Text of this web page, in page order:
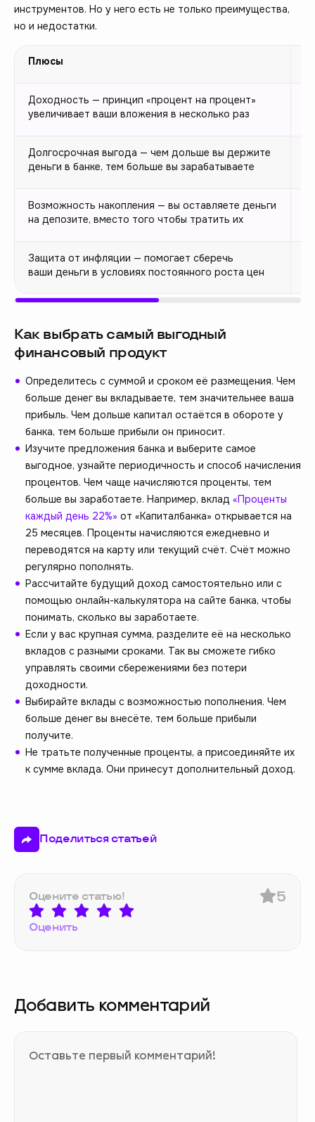
инструментов. Но у него есть не только преимущества,
но и недостатки.
Плюсы
Доходность — принцип «процент на процент»
увеличивает ваши вложения в несколько раз
Долгосрочная выгода — чем дольше вы держите
деньги в банке, тем больше вы зарабатываете
Возможность накопления — вы оставляете деньги
на депозите, вместо того чтобы тратить их
Защита от инфляции — помогает сберечь
ваши деньги в условиях постоянного роста цен
Как выбрать самый выгодный
финансовый продукт
Определитесь с суммой и сроком её размещения. Чем
больше денег вы вкладываете, тем значительнее ваша
прибыль. Чем дольше капитал остаётся в обороте у
банка, тем больше прибыли он приносит.
Изучите предложения банка и выберите самое
выгодное, узнайте периодичность и способ начисления
процентов. Чем чаще начисляются проценты, тем
больше вы заработаете. Например, вклад «Проценты
каждый день 22%» от «Капиталбанка» открывается на
25 месяцев. Проценты начисляются ежедневно и
переводятся на карту или текущий счёт. Счёт можно
регулярно пополнять.
Рассчитайте будущий доход самостоятельно или с
помощью онлайн-калькулятора на сайте банка, чтобы
понимать, сколько вы заработаете.
Если у вас крупная сумма, разделите её на несколько
вкладов с разными сроками. Так вы сможете гибко
управлять своими сбережениями без потери
доходности.
Выбирайте вклады с возможностью пополнения. Чем
больше денег вы внесёте, тем больше прибыли
получите.
Не тратьте полученные проценты, а присоединяйте их
к сумме вклада. Они принесут дополнительный доход.
Поделиться статьей
Оцените статью!
Оценить
5
Добавить комментарий